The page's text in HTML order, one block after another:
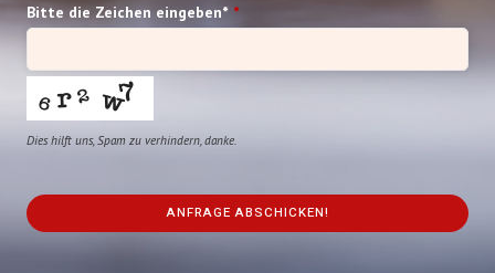
Bitte die Zeichen eingeben* *
Dies hilft uns, Spam zu verhindern, danke.
ANFRAGE ABSCHICKEN!